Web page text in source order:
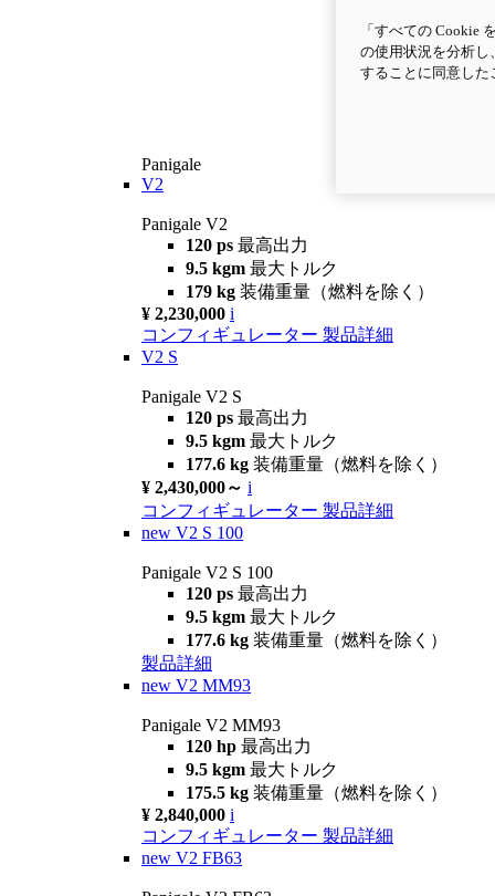
Panigale
V2
Panigale V2
120 ps 最高出力
9.5 kgm 最大トルク
179 kg 装備重量（燃料を除く）
¥ 2,230,000 i
コンフィギュレーター 製品詳細
V2 S
Panigale V2 S
120 ps 最高出力
9.5 kgm 最大トルク
177.6 kg 装備重量（燃料を除く）
¥ 2,430,000～ i
コンフィギュレーター 製品詳細
new V2 S 100
Panigale V2 S 100
120 ps 最高出力
9.5 kgm 最大トルク
177.6 kg 装備重量（燃料を除く）
製品詳細
new V2 MM93
Panigale V2 MM93
120 hp 最高出力
9.5 kgm 最大トルク
175.5 kg 装備重量（燃料を除く）
¥ 2,840,000 i
コンフィギュレーター 製品詳細
new V2 FB63
「すべての Cookie
の使用状況を分析し
することに同意し